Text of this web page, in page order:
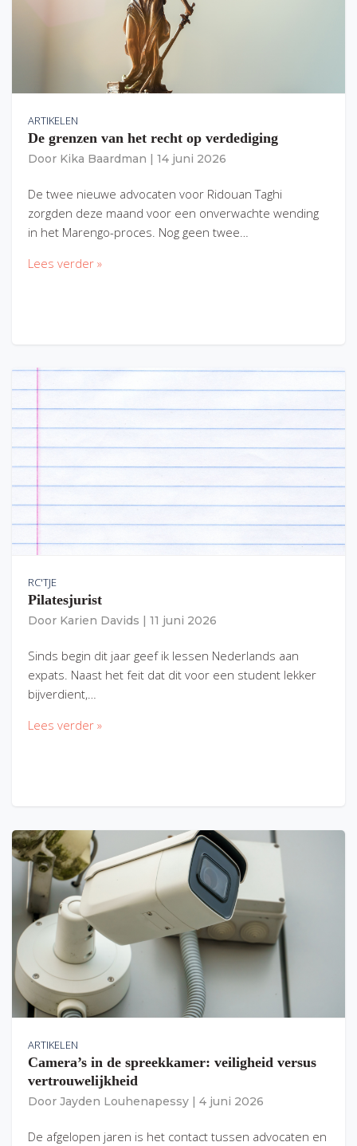
ARTIKELEN
De grenzen van het recht op verdediging
Door Kika Baardman 14 juni 2026
De twee nieuwe advocaten voor Ridouan Taghi
zorgden deze maand voor een onverwachte wending
in het Marengo-proces. Nog geen twee…
Lees verder »
RC'TJE
Pilatesjurist
Door Karien Davids 11 juni 2026
Sinds begin dit jaar geef ik lessen Nederlands aan
expats. Naast het feit dat dit voor een student lekker
bijverdient,…
Lees verder »
ARTIKELEN
Camera’s in de spreekkamer: veiligheid versus
vertrouwelijkheid
Door Jayden Louhenapessy 4 juni 2026
De afgelopen jaren is het contact tussen advocaten en